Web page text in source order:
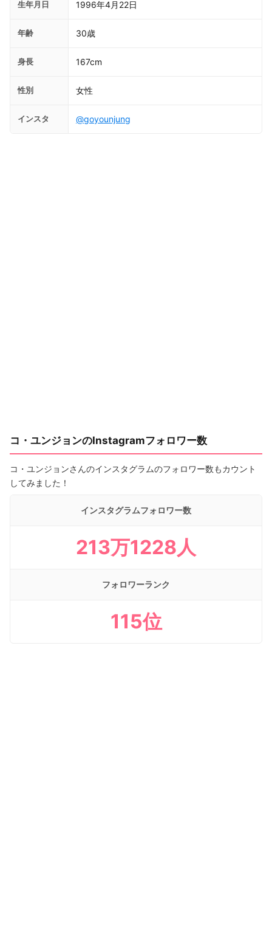
生年月日 1996年4月22日
年齢 30歳
身長 167cm
性別 女性
インスタ @goyounjung
コ・ユンジョンのInstagramフォロワー数
コ・ユンジョンさんのインスタグラムのフォロワー数もカウント
してみました！
インスタグラムフォロワー数
213万1228人
フォロワーランク
115位